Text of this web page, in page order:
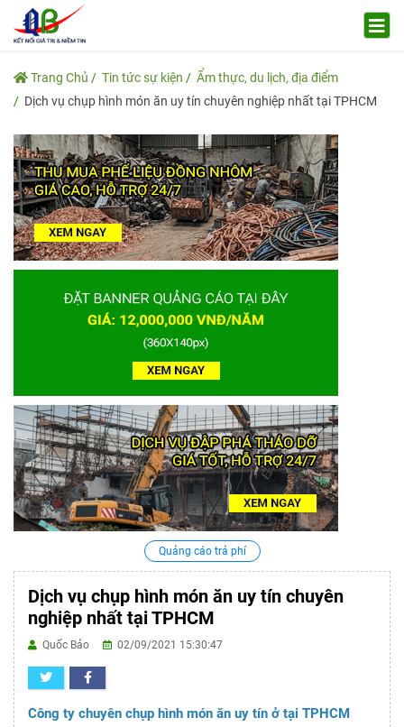
Trang Chủ Tin tức sự kiện
Ẩm thực, du lịch, địa điểm
Dịch vụ chụp hình món ăn uy tín chuyên nghiệp nhất tại TPHCM
Quảng cáo trả phí
Dịch vụ chụp hình món ăn uy tín chuyên
nghiệp nhất tại TPHCM
Quốc Bảo 02/09/2021 15:30:47
Công ty chuyên chụp hình món ăn uy tín ở tại TPHCM